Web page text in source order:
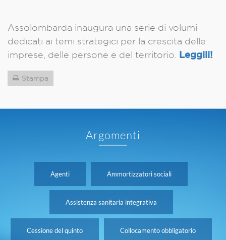
Assolombarda inaugura una serie di volumi
dedicati ai temi strategici per la crescita delle
imprese, delle persone e del territorio.
Leggili!
Stampa
Argomenti
Agenti Ammortizzatori sociali
Assistenza sanitaria integrativa
Cessione del quinto Collocamento obbligatorio